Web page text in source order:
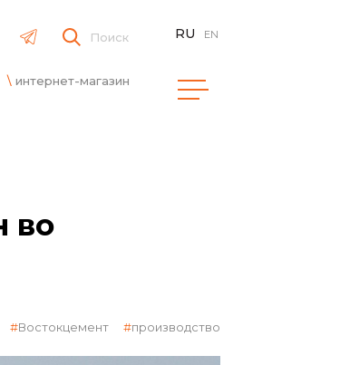
Поиск
интернет-магазин
RU EN
во
Востокцемент производство